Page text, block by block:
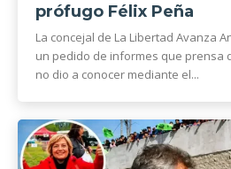
prófugo Félix Peña
La concejal de La Libertad Avanza
un pedido de informes que prensa
no dio a conocer mediante el...